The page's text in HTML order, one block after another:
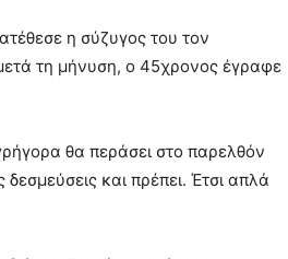
η σύζυγος του τον
τη μήνυση, ο 45χρονος έγραφε
θα περάσει στο παρελθόν
και πρέπει. Έτσι απλά